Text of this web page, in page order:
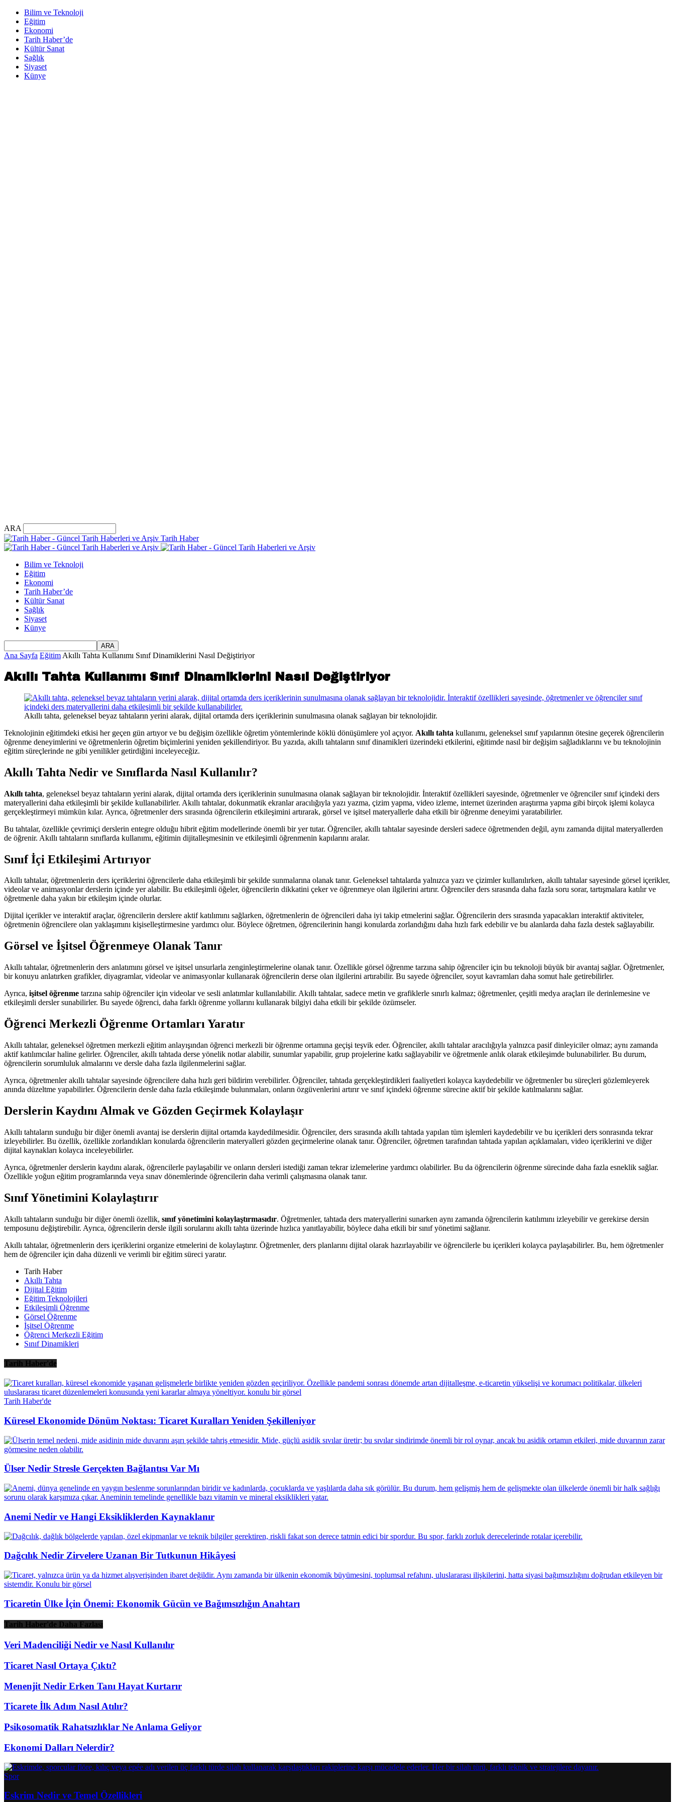
Bilim ve Teknoloji
Eğitim
Ekonomi
Tarih Haber’de
Kültür Sanat
Sağlık
Siyaset
Künye
ARA
Tarih Haber
Bilim ve Teknoloji
Eğitim
Ekonomi
Tarih Haber’de
Kültür Sanat
Sağlık
Siyaset
Künye
Ana Sayfa Eğitim Akıllı Tahta Kullanımı Sınıf Dinamiklerini Nasıl Değiştiriyor
Akıllı Tahta Kullanımı Sınıf Dinamiklerini Nasıl Değiştiriyor
Akıllı tahta, geleneksel beyaz tahtaların yerini alarak, dijital ortamda ders içeriklerinin sunulmasına olanak sağlayan bir teknolojidir.
Teknolojinin eğitimdeki etkisi her geçen gün artıyor ve bu değişim özellikle öğretim yöntemlerinde köklü dönüşümlere yol açıyor. Akıllı tahta kullanımı, geleneksel sınıf yapılarının ötesine geçerek öğrencilerin
öğrenme deneyimlerini ve öğretmenlerin öğretim biçimlerini yeniden şekillendiriyor. Bu yazıda, akıllı tahtaların sınıf dinamikleri üzerindeki etkilerini, eğitimde nasıl bir değişim sağladıklarını ve bu teknolojinin
eğitim süreçlerinde ne gibi yenilikler getirdiğini inceleyeceğiz.
Akıllı Tahta Nedir ve Sınıflarda Nasıl Kullanılır?
Akıllı tahta, geleneksel beyaz tahtaların yerini alarak, dijital ortamda ders içeriklerinin sunulmasına olanak sağlayan bir teknolojidir. İnteraktif özellikleri sayesinde, öğretmenler ve öğrenciler sınıf içindeki ders
materyallerini daha etkileşimli bir şekilde kullanabilirler. Akıllı tahtalar, dokunmatik ekranlar aracılığıyla yazı yazma, çizim yapma, video izleme, internet üzerinden araştırma yapma gibi birçok işlemi kolayca
gerçekleştirmeyi mümkün kılar. Ayrıca, öğretmenler ders sırasında öğrencilerin etkileşimini artırarak, görsel ve işitsel materyallerle daha etkili bir öğrenme deneyimi yaratabilirler.
Bu tahtalar, özellikle çevrimiçi derslerin entegre olduğu hibrit eğitim modellerinde önemli bir yer tutar. Öğrenciler, akıllı tahtalar sayesinde dersleri sadece öğretmenden değil, aynı zamanda dijital materyallerden
de öğrenir. Akıllı tahtaların sınıflarda kullanımı, eğitimin dijitalleşmesinin ve etkileşimli öğrenmenin kapılarını aralar.
Sınıf İçi Etkileşimi Artırıyor
Akıllı tahtalar, öğretmenlerin ders içeriklerini öğrencilerle daha etkileşimli bir şekilde sunmalarına olanak tanır. Geleneksel tahtalarda yalnızca yazı ve çizimler kullanılırken, akıllı tahtalar sayesinde görsel içerikler,
videolar ve animasyonlar derslerin içinde yer alabilir. Bu etkileşimli öğeler, öğrencilerin dikkatini çeker ve öğrenmeye olan ilgilerini artırır. Öğrenciler ders sırasında daha fazla soru sorar, tartışmalara katılır ve
öğretmenle daha yakın bir etkileşim içinde olurlar.
Dijital içerikler ve interaktif araçlar, öğrencilerin derslere aktif katılımını sağlarken, öğretmenlerin de öğrencileri daha iyi takip etmelerini sağlar. Öğrencilerin ders sırasında yapacakları interaktif aktiviteler,
öğretmenin öğrencilere olan yaklaşımını kişiselleştirmesine yardımcı olur. Böylece öğretmen, öğrencilerinin hangi konularda zorlandığını daha hızlı fark edebilir ve bu alanlarda daha fazla destek sağlayabilir.
Görsel ve İşitsel Öğrenmeye Olanak Tanır
Akıllı tahtalar, öğretmenlerin ders anlatımını görsel ve işitsel unsurlarla zenginleştirmelerine olanak tanır. Özellikle görsel öğrenme tarzına sahip öğrenciler için bu teknoloji büyük bir avantaj sağlar. Öğretmenler,
bir konuyu anlatırken grafikler, diyagramlar, videolar ve animasyonlar kullanarak öğrencilerin derse olan ilgilerini artırabilir. Bu sayede öğrenciler, soyut kavramları daha somut hale getirebilirler.
Ayrıca, işitsel öğrenme tarzına sahip öğrenciler için videolar ve sesli anlatımlar kullanılabilir. Akıllı tahtalar, sadece metin ve grafiklerle sınırlı kalmaz; öğretmenler, çeşitli medya araçları ile derinlemesine ve
etkileşimli dersler sunabilirler. Bu sayede öğrenci, daha farklı öğrenme yollarını kullanarak bilgiyi daha etkili bir şekilde özümseler.
Öğrenci Merkezli Öğrenme Ortamları Yaratır
Akıllı tahtalar, geleneksel öğretmen merkezli eğitim anlayışından öğrenci merkezli bir öğrenme ortamına geçişi teşvik eder. Öğrenciler, akıllı tahtalar aracılığıyla yalnızca pasif dinleyiciler olmaz; aynı zamanda
aktif katılımcılar haline gelirler. Öğrenciler, akıllı tahtada derse yönelik notlar alabilir, sunumlar yapabilir, grup projelerine katkı sağlayabilir ve öğretmenle anlık olarak etkileşimde bulunabilirler. Bu durum,
öğrencilerin sorumluluk almalarını ve dersle daha fazla ilgilenmelerini sağlar.
Ayrıca, öğretmenler akıllı tahtalar sayesinde öğrencilere daha hızlı geri bildirim verebilirler. Öğrenciler, tahtada gerçekleştirdikleri faaliyetleri kolayca kaydedebilir ve öğretmenler bu süreçleri gözlemleyerek
anında düzeltme yapabilirler. Öğrencilerin dersle daha fazla etkileşimde bulunmaları, onların özgüvenlerini artırır ve sınıf içindeki öğrenme sürecine aktif bir şekilde katılmalarını sağlar.
Derslerin Kaydını Almak ve Gözden Geçirmek Kolaylaşır
Akıllı tahtaların sunduğu bir diğer önemli avantaj ise derslerin dijital ortamda kaydedilmesidir. Öğrenciler, ders sırasında akıllı tahtada yapılan tüm işlemleri kaydedebilir ve bu içerikleri ders sonrasında tekrar
izleyebilirler. Bu özellik, özellikle zorlandıkları konularda öğrencilerin materyalleri gözden geçirmelerine olanak tanır. Öğrenciler, öğretmen tarafından tahtada yapılan açıklamaları, video içeriklerini ve diğer
dijital kaynakları kolayca inceleyebilirler.
Ayrıca, öğretmenler derslerin kaydını alarak, öğrencilerle paylaşabilir ve onların dersleri istediği zaman tekrar izlemelerine yardımcı olabilirler. Bu da öğrencilerin öğrenme sürecinde daha fazla esneklik sağlar.
Özellikle yoğun eğitim programlarında veya sınav dönemlerinde öğrencilerin daha verimli çalışmasına olanak tanır.
Sınıf Yönetimini Kolaylaştırır
Akıllı tahtaların sunduğu bir diğer önemli özellik, sınıf yönetimini kolaylaştırmasıdır. Öğretmenler, tahtada ders materyallerini sunarken aynı zamanda öğrencilerin katılımını izleyebilir ve gerekirse dersin
temposunu değiştirebilir. Ayrıca, öğrencilerin dersle ilgili sorularını akıllı tahta üzerinde hızlıca yanıtlayabilir, böylece daha etkili bir sınıf yönetimi sağlanır.
Akıllı tahtalar, öğretmenlerin ders içeriklerini organize etmelerini de kolaylaştırır. Öğretmenler, ders planlarını dijital olarak hazırlayabilir ve öğrencilerle bu içerikleri kolayca paylaşabilirler. Bu, hem öğretmenler
hem de öğrenciler için daha düzenli ve verimli bir eğitim süreci yaratır.
Tarih Haber
Akıllı Tahta
Dijital Eğitim
Eğitim Teknolojileri
Etkileşimli Öğrenme
Görsel Öğrenme
İşitsel Öğrenme
Öğrenci Merkezli Eğitim
Sınıf Dinamikleri
Tarih Haber'de
Tarih Haber'de
Küresel Ekonomide Dönüm Noktası: Ticaret Kuralları Yeniden Şekilleniyor
Ülser Nedir Stresle Gerçekten Bağlantısı Var Mı
Anemi Nedir ve Hangi Eksikliklerden Kaynaklanır
Dağcılık Nedir Zirvelere Uzanan Bir Tutkunun Hikâyesi
Ticaretin Ülke İçin Önemi: Ekonomik Gücün ve Bağımsızlığın Anahtarı
Tarih Haber'de Daha Fazlası
Veri Madenciliği Nedir ve Nasıl Kullanılır
Ticaret Nasıl Ortaya Çıktı?
Menenjit Nedir Erken Tanı Hayat Kurtarır
Ticarete İlk Adım Nasıl Atılır?
Psikosomatik Rahatsızlıklar Ne Anlama Geliyor
Ekonomi Dalları Nelerdir?
Spor
Eskrim Nedir ve Temel Özellikleri